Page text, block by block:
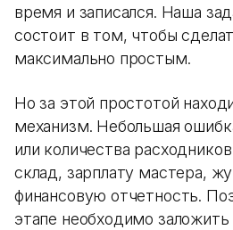
время и записался. Наша
состоит в том, чтобы
максимально простым.
Но за этой простотой
механизм. Небольшая
или количества
склад, зарплату мастера,
финансовую отчетность.
этапе необходимо